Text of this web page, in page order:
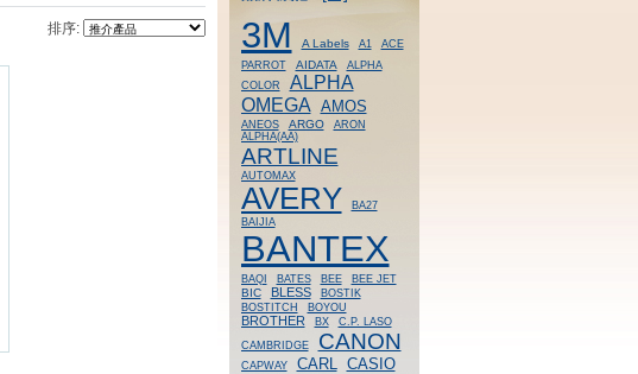
排序: 3M A Labels A1
ACE
PARROT
AIDATA
ALPHA
COLOR
ALPHA
OMEGA AMOS
ANEOS ARGO
ARON
ALPHA(AA)
ARTLINE
AUTOMAX
AVERY
BA27
BAIJIA
BANTEX
BAQI BATES BEE BEE JET
BIC BLESS
BOSTIK
BOSTITCH
BOYOU
BROTHER BX
C.P. LASO
CAMBRIDGE
CANON
CAPWAY CARL CASIO